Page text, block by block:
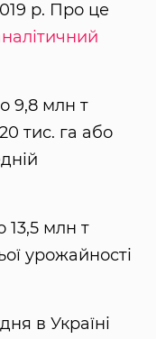
р. Про це
9,8 млн т
тис. га або
13,5 млн т
урожайності
в Україні